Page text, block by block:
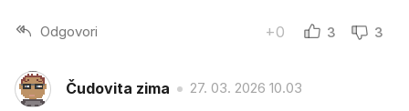
Odgovori +0 3 3
Čudovita zima 27. 03. 2026 10.03